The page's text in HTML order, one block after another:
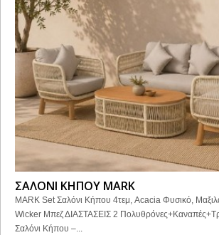
ΣΑΛΟΝΙ ΚΗΠΟΥ MARK
MARK Set Σαλόνι Κήπου 4τεμ, Acacia Φυσικό,
Wicker Μπεζ ΔΙΑΣΤΑΣΕΙΣ 2
Σαλόνι Κήπου –...